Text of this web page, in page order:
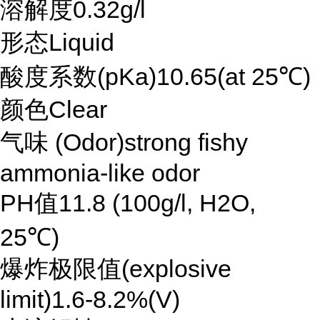
溶解度0.32g/l
形态Liquid
酸度系数(pKa)10.65(at 25℃)
颜色Clear
气味 (Odor)strong fishy
ammonia-like odor
PH值11.8 (100g/l, H2O,
25℃)
爆炸极限值(explosive
limit)1.6-8.2%(V)